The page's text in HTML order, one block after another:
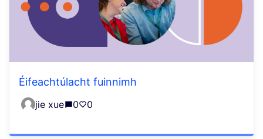
Éifeachtúlacht fuinnimh
jie xue 0 0